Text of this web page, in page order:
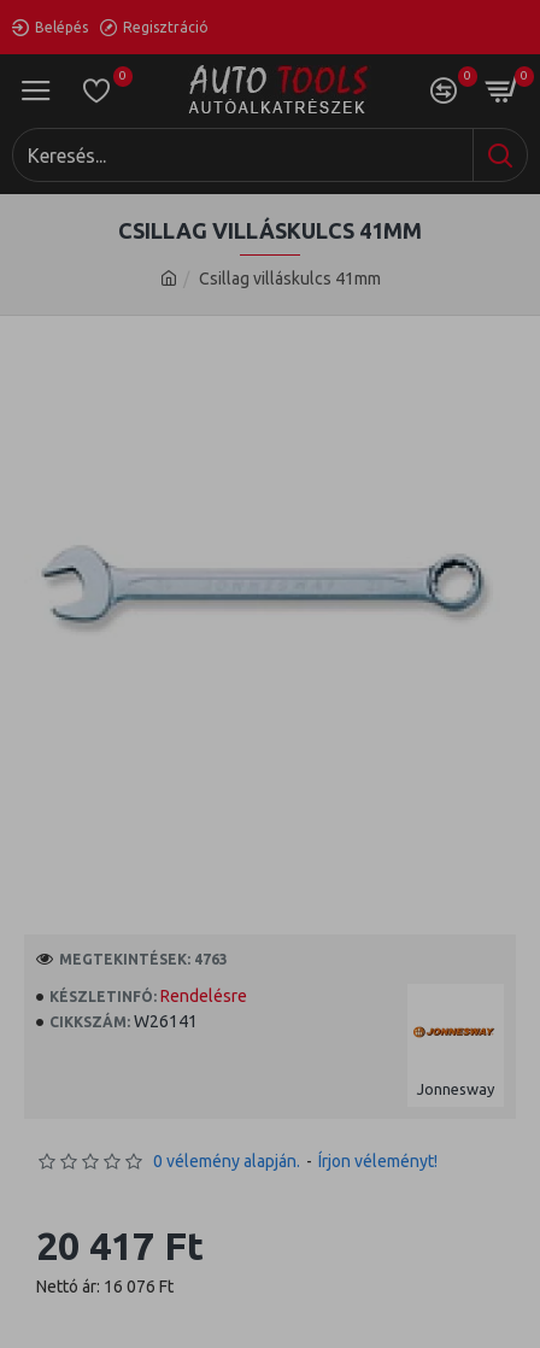
Belépés Regisztráció
0 0 0
Csillag villáskulcs 41mm
CSILLAG VILLÁSKULCS 41MM
KÉSZLETINFÓ: Rendelésre
CIKKSZÁM: W26141
Jonnesway
MEGTEKINTÉSEK: 4763
0 vélemény alapján. - Írjon véleményt!
20 417 Ft
Nettó ár: 16 076 Ft